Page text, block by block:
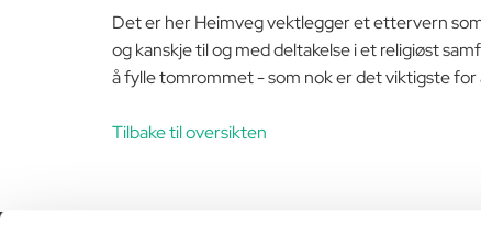
Det er her Heimveg vektlegger et ettervern
og kanskje til og med deltakelse i et religiøst
å fylle tomrommet - som nok er det viktigste
Tilbake til oversikten